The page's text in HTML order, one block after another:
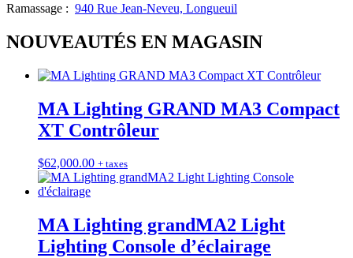
Ramassage : 940 Rue Jean-Neveu, Longueuil
NOUVEAUTÉS EN MAGASIN
MA Lighting GRAND MA3 Compact
XT Contrôleur
$62,000.00 + taxes
MA Lighting grandMA2 Light
Lighting Console d’éclairage